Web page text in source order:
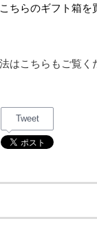
ちらのギフト箱を
はこちらもご覧く
Tweet